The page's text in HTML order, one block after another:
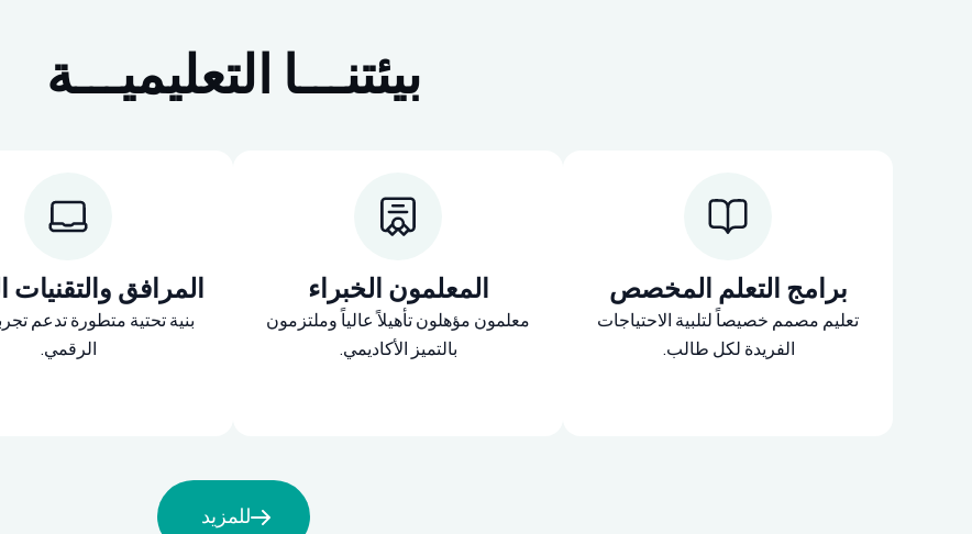
بيئتنـــا التعليميـــة
برامج التعلم المخصص
تعليم مصمم خصيصاً لتلبية الاحتياجات
الفريدة لكل طالب.
المعلمون الخبراء
معلمون مؤهلون تأهيلاً عالياً وملتزمون
بالتميز الأكاديمي.
المرافق والتقنيات
بنية تحتية متطورة تدعم
الرقمي.
للمزيد